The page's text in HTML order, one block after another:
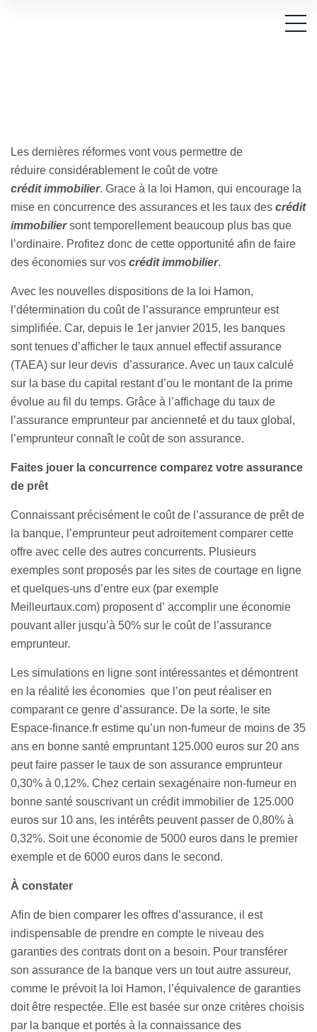
Les dernières réformes vont vous permettre de
réduire considérablement le coût de votre
crédit immobilier. Grace à la loi Hamon, qui encourage la
mise en concurrence des assurances et les taux des crédit
immobiliersont temporellement beaucoup plus bas que
l’ordinaire. Profitez donc de cette opportunité afin de faire
des économies sur vos crédit immobilier.
Avec les nouvelles dispositions de la loi Hamon,
l’détermination du coût de l’assurance emprunteur est
simplifiée. Car, depuis le 1er janvier 2015, les banques
sont tenues d’afficher le taux annuel effectif assurance
(TAEA) sur leur devis d’assurance. Avec un taux calculé
sur la base du capital restant d’ou le montant de la prime
évolue au fil du temps. Grâce à l’affichage du taux de
l’assurance emprunteur par ancienneté et du taux global,
l’emprunteur connaît le coût de son assurance.
Faites jouer la concurrence comparez votre assurance
de prêt
Connaissant précisément le coût de l’assurance de prêt de
la banque, l’emprunteur peut adroitement comparer cette
offre avec celle des autres concurrents. Plusieurs
exemples sont proposés par les sites de courtage en ligne
et quelques-uns d’entre eux (par exemple
Meilleurtaux.com) proposent d’ accomplir une économie
pouvant aller jusqu’à 50% sur le coût de l’assurance
emprunteur.
Les simulations en ligne sont intéressantes et démontrent
en la réalité les économies que l’on peut réaliser en
comparant ce genre d’assurance. De la sorte, le site
Espace-finance.fr estime qu’un non-fumeur de moins de 35
ans en bonne santé empruntant 125.000 euros sur 20 ans
peut faire passer le taux de son assurance emprunteur
0,30% à 0,12%. Chez certain sexagénaire non-fumeur en
bonne santé souscrivant un crédit immobilier de 125.000
euros sur 10 ans, les intérêts peuvent passer de 0,80% à
0,32%. Soit une économie de 5000 euros dans le premier
exemple et de 6000 euros dans le second.
À constater
Afin de bien comparer les offres d’assurance, il est
indispensable de prendre en compte le niveau des
garanties des contrats dont on a besoin. Pour transférer
son assurance de la banque vers un tout autre assureur,
comme le prévoit la loi Hamon, l’équivalence de garanties
doit être respectée. Elle est basée sur onze critères choisis
par la banque et portés à la connaissance des